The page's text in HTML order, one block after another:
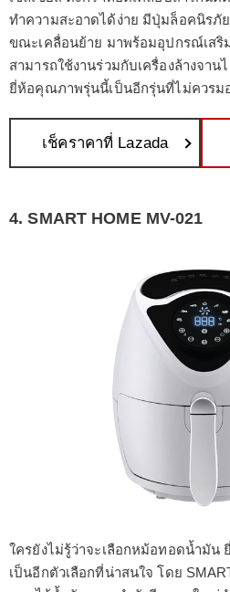
ทำความสะอาดได้ง่าย มีปุ่มล็อคนิรภั
ขณะเคลื่อนย้าย มาพร้อมอุปกรณ์เสริ
สามารถใช้งานร่วมกับเครื่องล้างจา
ยี่ห้อคุณภาพรุ่นนี้เป็นอีกรุ่นที่ไม่ควรม
เช็คราคาที่ Lazada
4. SMART HOME MV-021
ใครยังไม่รู้ว่าจะเลือกหม้อทอดน้ำมัน
เป็นอีกตัวเลือกที่น่าสนใจ โดย